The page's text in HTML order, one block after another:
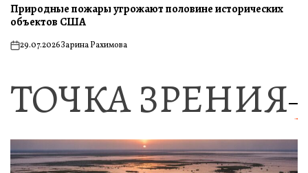
Природные пожары угрожают половине исторических
объектов США
on29.07.2026Зарина Рахимова
ТОЧКА ЗРЕНИЯ